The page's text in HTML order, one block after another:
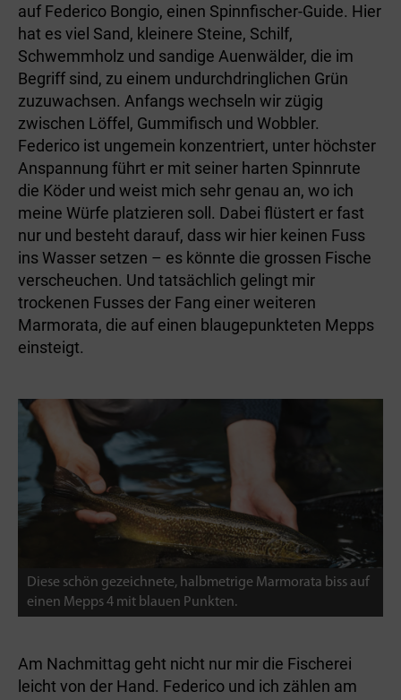
auf Federico Bongio, einen Spinnfischer-Guide. Hier
hat es viel Sand, kleinere Steine, Schilf,
Schwemmholz und sandige Auenwälder, die im
Begriff sind, zu einem undurchdringlichen Grün
zuzuwachsen. Anfangs wechseln wir zügig
zwischen Löffel, Gummifisch und Wobbler.
Federico ist ungemein konzentriert, unter höchster
Anspannung führt er mit seiner harten Spinnrute
die Köder und weist mich sehr genau an, wo ich
meine Würfe platzieren soll. Dabei flüstert er fast
nur und besteht darauf, dass wir hier keinen Fuss
ins Wasser setzen – es könnte die grossen Fische
verscheuchen. Und tatsächlich gelingt mir
trockenen Fus­ses der Fang einer weiteren
Marmorata, die auf einen blaugepunkteten Mepps
einsteigt.
Diese schön gezeichnete, halbmetrige Marmorata biss auf
einen Mepps 4 mit blauen Punkten.
Am Nachmittag geht nicht nur mir die Fischerei
leicht von der Hand. Federico und ich zählen am